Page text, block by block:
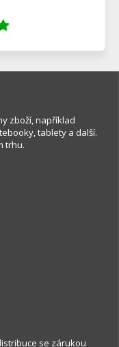
zboží, například
tablety a další.
trhu.
se zárukou